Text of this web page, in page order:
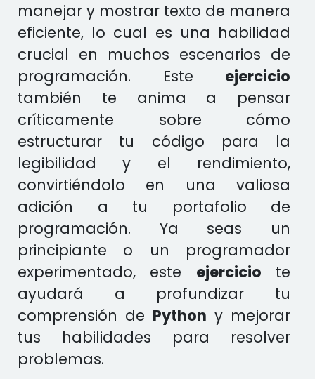
manejar y mostrar texto de manera
eficiente, lo cual es una habilidad
crucial en muchos escenarios de
programación. Este ejercicio
también te anima a pensar
críticamente sobre cómo
estructurar tu código para la
legibilidad y el rendimiento,
convirtiéndolo en una valiosa
adición a tu portafolio de
programación. Ya seas un
principiante o un programador
experimentado, este ejercicio te
ayudará a profundizar tu
comprensión de Python y mejorar
tus habilidades para resolver
problemas.